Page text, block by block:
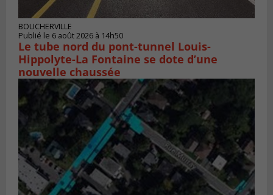
BOUCHERVILLE
Publié le 6 août 2026 à 14h50
Le tube nord du pont-tunnel Louis-
Hippolyte-La Fontaine se dote d’une
nouvelle chaussée